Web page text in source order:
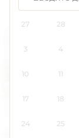
27 28
3 4
10 11
17 18
24 25